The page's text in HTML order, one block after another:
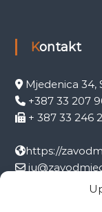
Kontakt
Mjedenica 34,
+387 33 207
+ 387 33 246
https://